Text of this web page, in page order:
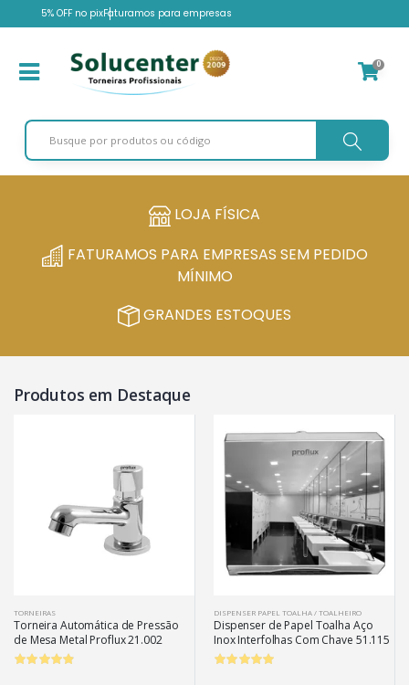
5% OFF no pixFaturamos para empresas
0
LOJA FÍSICA
FATURAMOS PARA EMPRESAS SEM PEDIDO
MÍNIMO
GRANDES ESTOQUES
Produtos em Destaque
TORNEIRAS
Torneira Automática de Pressão
de Mesa Metal Proflux 21.002
DISPENSER PAPEL TOALHA / TOALHEIRO
Dispenser de Papel Toalha Aço
Inox Interfolhas Com Chave 51.115